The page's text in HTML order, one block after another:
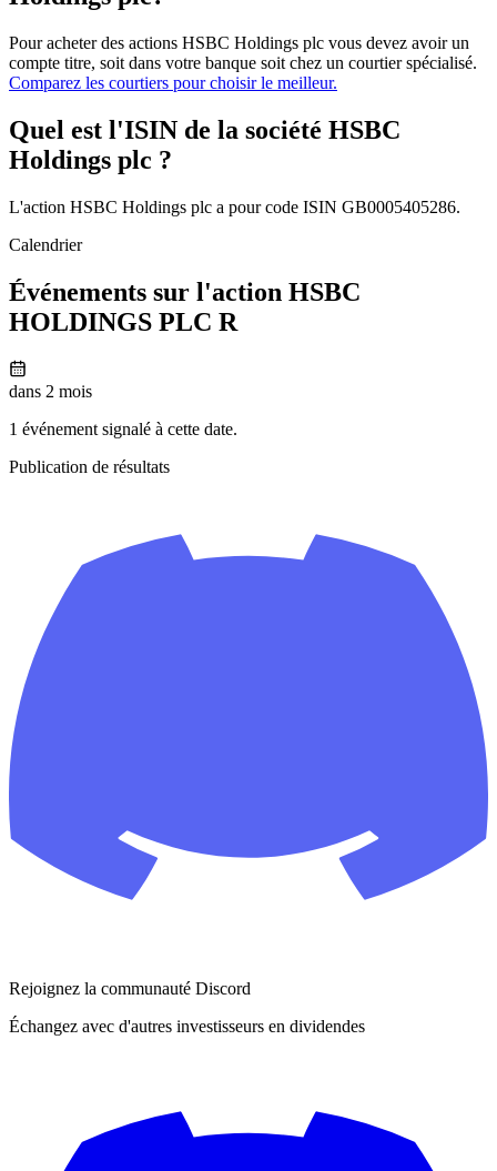
Pour acheter des actions HSBC Holdings plc vous devez avoir un
compte titre, soit dans votre banque soit chez un courtier spécialisé.
Comparez les courtiers pour choisir le meilleur.
Quel est l'ISIN de la société HSBC
Holdings plc ?
L'action HSBC Holdings plc a pour code ISIN GB0005405286.
Calendrier
Événements sur l'action HSBC
HOLDINGS PLC R
dans 2 mois
1 événement signalé à cette date.
Publication de résultats
Rejoignez la communauté Discord
Échangez avec d'autres investisseurs en dividendes